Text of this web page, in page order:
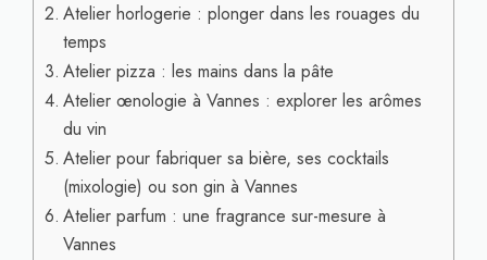
Atelier horlogerie : plonger dans les rouages du
temps
Atelier pizza : les mains dans la pâte
Atelier œnologie à Vannes : explorer les arômes
du vin
Atelier pour fabriquer sa bière, ses cocktails
(mixologie) ou son gin à Vannes
Atelier parfum : une fragrance sur-mesure à
Vannes